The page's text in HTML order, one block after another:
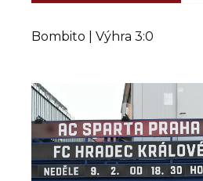
Bombito | Výhra 3:0